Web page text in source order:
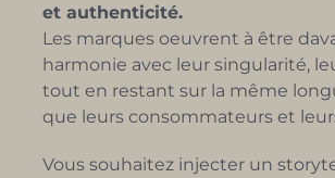
et authenticité.
Les marques oeuvrent à être
harmonie avec leur singularité,
tout en restant sur la même
que leurs consommateurs et
Vous souhaitez injecter un